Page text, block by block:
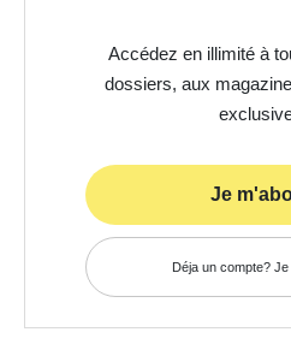
Accédez en illimité à
dossiers, aux
Je
Déja un compte?